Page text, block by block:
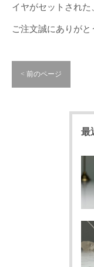
イヤがセットされた
ご注文誠にありがと
< 前のページ
最